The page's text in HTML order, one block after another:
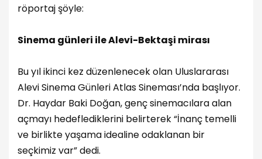
röportaj şöyle:
Sinema günleri ile Alevi-Bektaşi mirası
Bu yıl ikinci kez düzenlenecek olan Uluslararası
Alevi Sinema Günleri Atlas Sineması’nda başlıyor.
Dr. Haydar Baki Doğan, genç sinemacılara alan
açmayı hedeflediklerini belirterek “İnanç temelli
ve birlikte yaşama idealine odaklanan bir
seçkimiz var” dedi.